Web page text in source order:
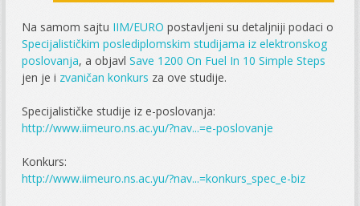
Na samom sajtu IIM/EURO postavljeni su detaljniji podaci o
Specijalističkim poslediplomskim studijama iz elektronskog
poslovanja, a objavlSave 1200 On Fuel In 10 Simple Steps
jen je i zvaničan konkurs za ove studije.
Specijalističke studije iz e-poslovanja:
http://www.iimeuro.ns.ac.yu/?nav...=e-poslovanje
Konkurs:
http://www.iimeuro.ns.ac.yu/?nav...=konkurs_spec_e-biz